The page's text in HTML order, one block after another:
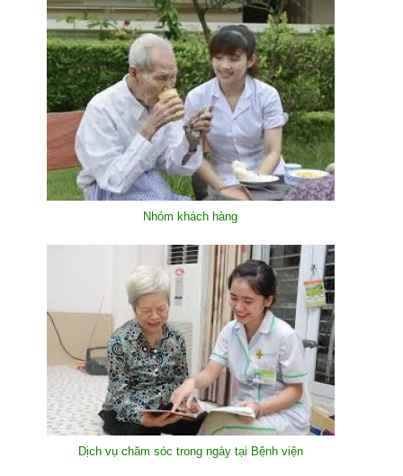
Nhóm khách hàng
Dịch vụ chăm sóc trong ngày tại Bệnh viện